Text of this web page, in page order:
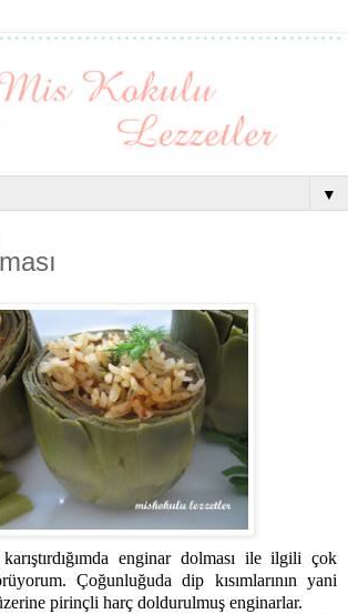
▼
enginar dolması ile ilgili çok
Çoğunluğuda dip kısımlarının yani
üzerine pirinçli harç doldurulmuş enginarlar.